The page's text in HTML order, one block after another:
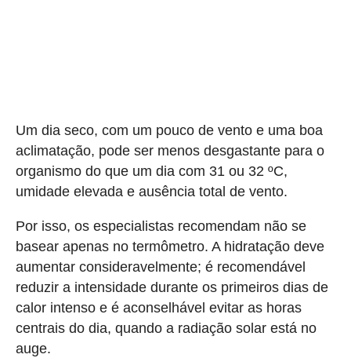
Um dia seco, com um pouco de vento e uma boa
aclimatação, pode ser menos desgastante para o
organismo do que um dia com 31 ou 32 ºC,
umidade elevada e ausência total de vento.
Por isso, os especialistas recomendam não se
basear apenas no termômetro. A hidratação deve
aumentar consideravelmente; é recomendável
reduzir a intensidade durante os primeiros dias de
calor intenso e é aconselhável evitar as horas
centrais do dia, quando a radiação solar está no
auge.